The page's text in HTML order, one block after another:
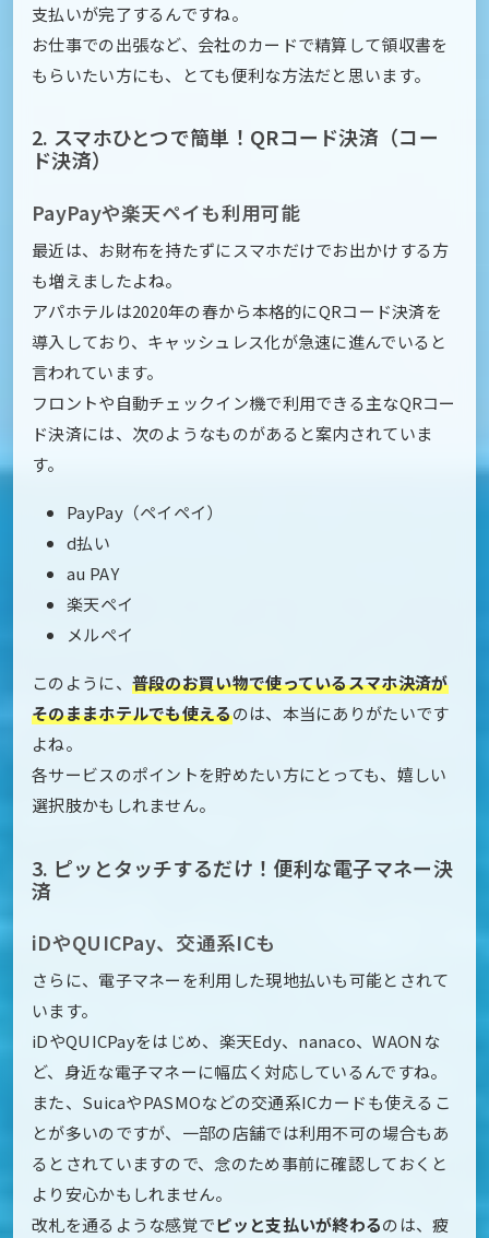
支払いが完了するんですね。
お仕事での出張など、会社のカードで精算して領収書を
もらいたい方にも、とても便利な方法だと思います。
2. スマホひとつで簡単！QRコード決済（コー
ド決済）
PayPayや楽天ペイも利用可能
最近は、お財布を持たずにスマホだけでお出かけする方
も増えましたよね。
アパホテルは2020年の春から本格的にQRコード決済を
導入しており、キャッシュレス化が急速に進んでいると
言われています。
フロントや自動チェックイン機で利用できる主なQRコー
ド決済には、次のようなものがあると案内されていま
す。
PayPay（ペイペイ）
d払い
au PAY
楽天ペイ
メルペイ
このように、 普段のお買い物で使っているスマホ決済が
そのままホテルでも使えるのは、本当にありがたいです
よね。
各サービスのポイントを貯めたい方にとっても、嬉しい
選択肢かもしれません。
3. ピッとタッチするだけ！便利な電子マネー決
済
iDやQUICPay、交通系ICも
さらに、電子マネーを利用した現地払いも可能とされて
います。
iDやQUICPayをはじめ、楽天Edy、nanaco、WAONな
ど、身近な電子マネーに幅広く対応しているんですね。
また、SuicaやPASMOなどの交通系ICカードも使えるこ
とが多いのですが、一部の店舗では利用不可の場合もあ
るとされていますので、念のため事前に確認しておくと
より安心かもしれません。
改札を通るような感覚でピッと支払いが終わるのは、疲